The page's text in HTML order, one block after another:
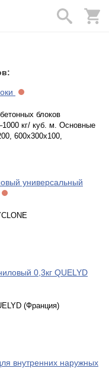
блоков
кг/ куб. м. Основные
600х300х100,
универсальный
0,3кг QUELYD
(Франция)
внутренних наружных